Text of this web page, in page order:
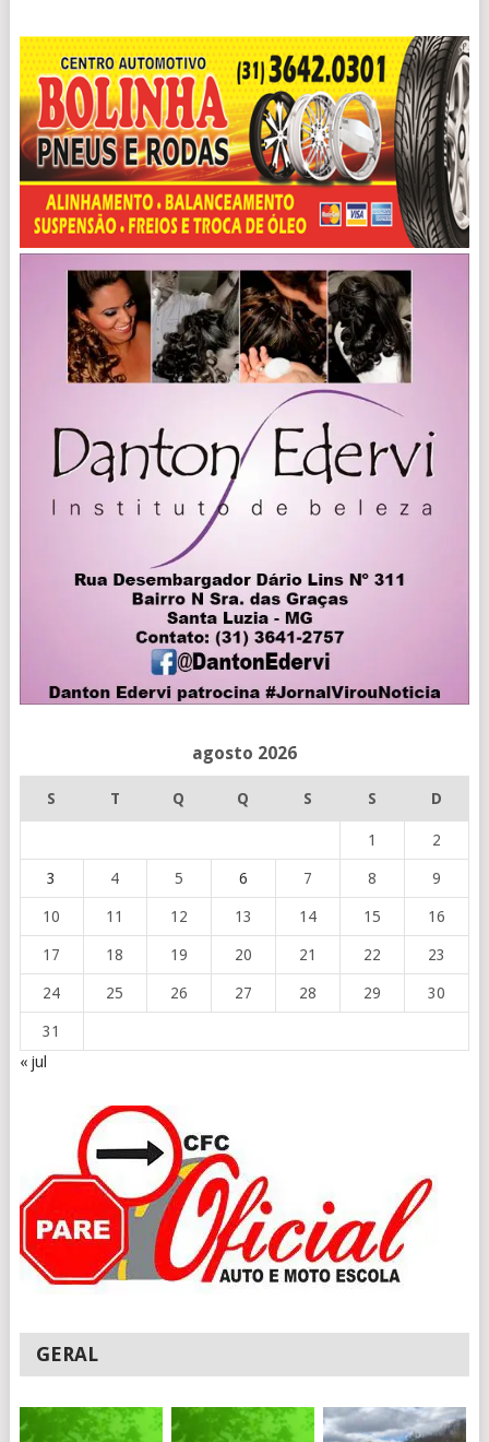
agosto 2026
S T Q Q S S D
1 2
3 4 5 6 7 8 9
10 11 12 13 14 15 16
17 18 19 20 21 22 23
24 25 26 27 28 29 30
31
« jul
GERAL